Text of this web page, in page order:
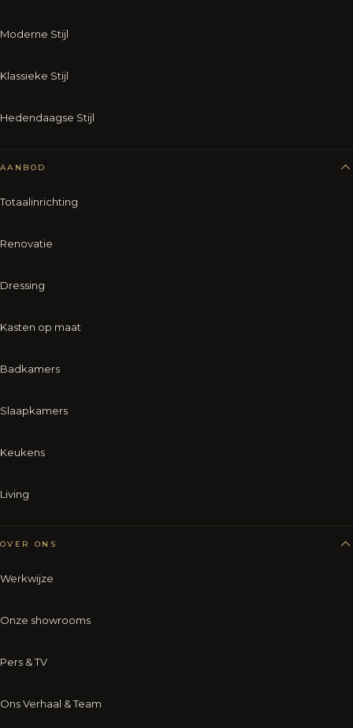
Moderne Stijl
Klassieke Stijl
Hedendaagse Stijl
AANBOD
Totaalinrichting
Renovatie
Dressing
Kasten op maat
Badkamers
Slaapkamers
Keukens
Living
OVER ONS
Werkwijze
Onze showrooms
Pers & TV
Ons Verhaal & Team